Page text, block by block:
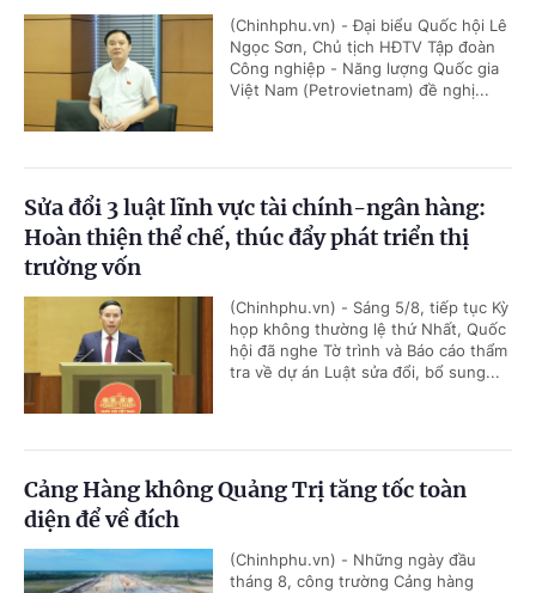
(Chinhphu.vn) - Đại biểu Quốc hội Lê
Ngọc Sơn, Chủ tịch HĐTV Tập đoàn
Công nghiệp - Năng lượng Quốc gia
Việt Nam (Petrovietnam) đề nghị...
Sửa đổi 3 luật lĩnh vực tài chính-ngân hàng:
Hoàn thiện thể chế, thúc đẩy phát triển thị
trường vốn
(Chinhphu.vn) - Sáng 5/8, tiếp tục Kỳ
họp không thường lệ thứ Nhất, Quốc
hội đã nghe Tờ trình và Báo cáo thẩm
tra về dự án Luật sửa đổi, bổ sung...
Cảng Hàng không Quảng Trị tăng tốc toàn
diện để về đích
(Chinhphu.vn) - Những ngày đầu
tháng 8, công trường Cảng hàng